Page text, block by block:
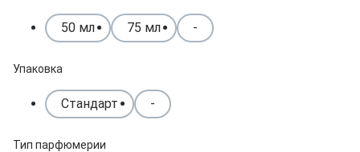
50 мл 75 мл -
Упаковка
Стандарт -
Тип парфюмерии